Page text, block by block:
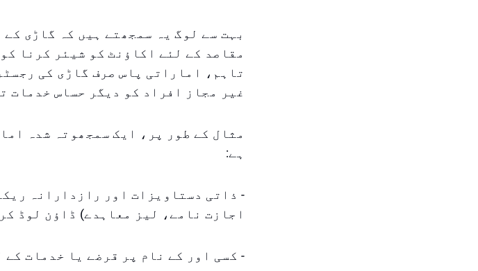
بہت سے لوگ یہ سمجھتے ہیں کہ گاڑی
مقاصد کے لئے اکاؤنٹ کو شیئر کرنا
تاہم، اماراتی پاس صرف گاڑی کی
غیر مجاز افراد کو دیگر حساس خدمات
مثال کے طور پر، ایک سمجھوتہ شدہ
ہے:
- ذاتی دستاویزات اور رازدارانہ
اجازت نامے، لیز معاہدے) ڈاؤن لوڈ
- کسی اور کے نام پر قرضے یا خدمات کے